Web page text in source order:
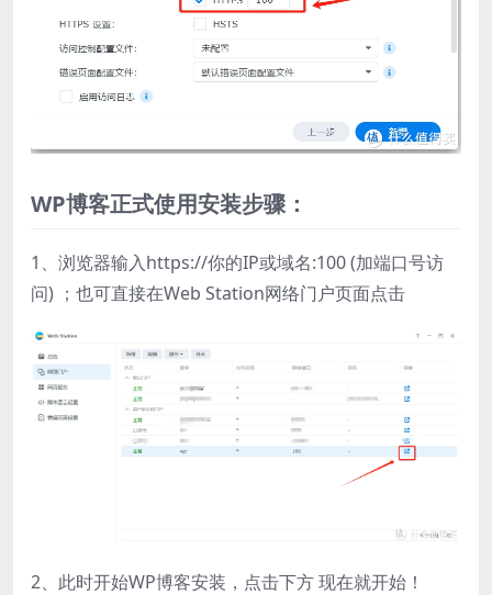
WP博客正式使用安装步骤：
1、浏览器输入https://你的IP或域名:100 (加端口号访
问) ；也可直接在Web Station网络门户页面点击
2、此时开始WP博客安装，点击下方 现在就开始！